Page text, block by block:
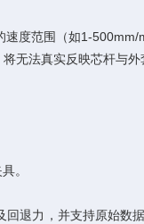
度范围（如1-500mm/
法真实反映芯杆与外
。
退力，并支持原始数